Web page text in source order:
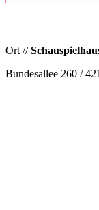
Ort //
Bundesallee 260 /